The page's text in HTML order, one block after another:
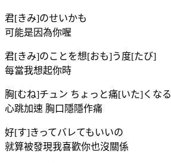
君[きみ]のせいかも
可能是因為你喔
君[きみ]のことを想[おも]う度[たび]
每當我想起你時
胸[むね]チュン ちょっと痛[いた]くなる
心跳加速 胸口隱隱作痛
好[す]きってバレてもいいの
就算被發現我喜歡你也沒關係